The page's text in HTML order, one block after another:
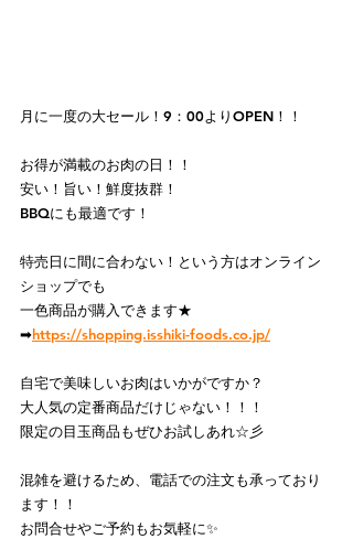
月に一度の大セール！9：00よりOPEN！！
お得が満載のお肉の日！！
安い！旨い！鮮度抜群！
BBQにも最適です！
特売日に間に合わない！という方はオンライン
ショップでも
一色商品が購入できます★
➡https://shopping.isshiki-foods.co.jp/
自宅で美味しいお肉はいかがですか？
大人気の定番商品だけじゃない！！！
限定の目玉商品もぜひお試しあれ☆彡
混雑を避けるため、電話での注文も承っており
ます！！
お問合せやご予約もお気軽に✨